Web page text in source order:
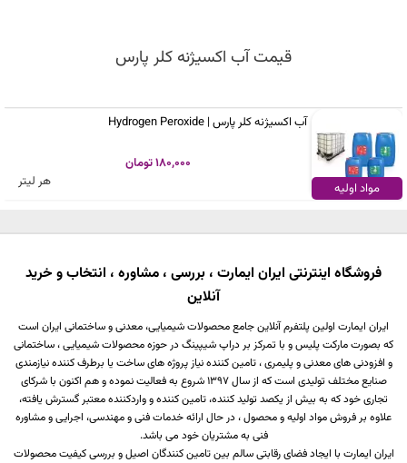
قیمت آب اکسیژنه کلر پارس
مواد اولیه
آب اکسیژنه کلر پارس | Hydrogen Peroxide
180,000 تومان
هر لیتر
فروشگاه اینترنتی ایران ایمارت ، بررسی ، مشاوره ، انتخاب و خرید
آنلاین
ایران ایمارت اولین پلتفرم آنلاین جامع محصولات شیمیایی، معدنی و ساختمانی ایران است
که بصورت مارکت پلیس و با تمرکز بر دراپ شیپینگ در حوزه محصولات شیمیایی ، ساختمانی
و افزودنی های معدنی و پلیمری ، تامین کننده نیاز پروژه های ساخت یا برطرف کننده نیازمندی
صنایع مختلف تولیدی است که از سال 1397 شروع به فعالیت نموده و هم اکنون با شرکای
تجاری خود که به بیش از یکصد تولید کننده، تامین کننده و واردکننده معتبر گسترش یافته،
علاوه بر فروش مواد اولیه و محصول ، در حال ارائه خدمات فنی و مهندسی، اجرایی و مشاوره
فنی به مشتریان خود می باشد.
ایران ایمارت با ایجاد فضای رقابتی سالم بین تامین کنندگان اصیل و بررسی کیفیت محصولات